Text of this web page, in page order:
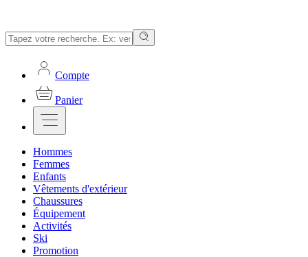
Compte
Panier
Hommes
Femmes
Enfants
Vêtements d'extérieur
Chaussures
Équipement
Activités
Ski
Promotion